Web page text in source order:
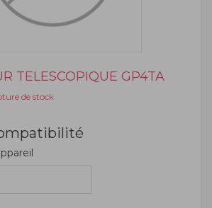
TELESCOPIQUE GP4TA
de stock